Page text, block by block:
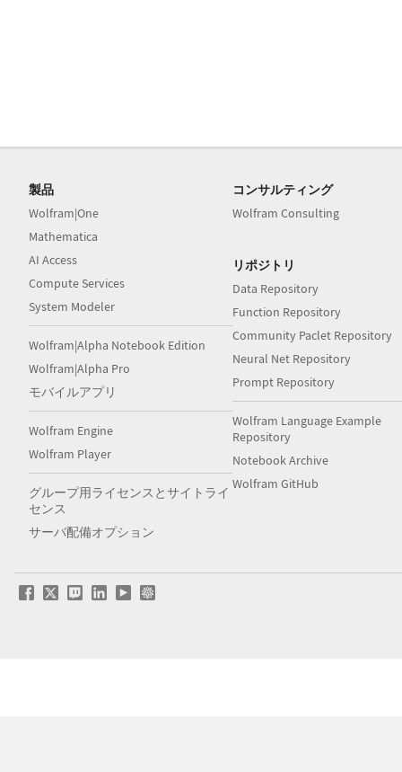
製品
Wolfram|One
Mathematica
AI Access
Compute Services
System Modeler
Wolfram|Alpha Notebook Edition
Wolfram|Alpha Pro
モバイルアプリ
Wolfram Engine
Wolfram Player
グループ用ライセンスとサイトライ
センス
サーバ配備オプション
コンサルティング
Wolfram Consulting
リポジトリ
Data Repository
Function Repository
Community Paclet Repository
Neural Net Repository
Prompt Repository
Wolfram Language Example
Repository
Notebook Archive
Wolfram GitHub